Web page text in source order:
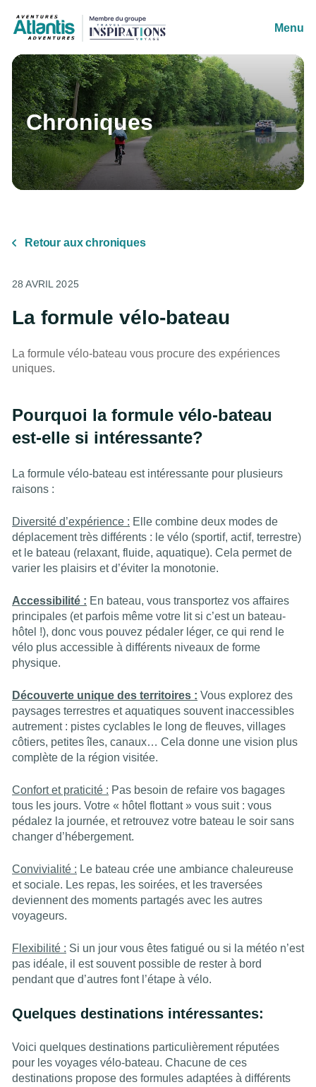
Menu
Chroniques
Retour aux chroniques
28 AVRIL 2025
La formule vélo-bateau
La formule vélo-bateau vous procure des expériences
uniques.
Pourquoi la formule vélo-bateau
est-elle si intéressante?
La formule vélo-bateau est intéressante pour plusieurs
raisons :
Diversité d’expérience : Elle combine deux modes de
déplacement très différents : le vélo (sportif, actif, terrestre)
et le bateau (relaxant, fluide, aquatique). Cela permet de
varier les plaisirs et d’éviter la monotonie.
Accessibilité : En bateau, vous transportez vos affaires
principales (et parfois même votre lit si c’est un bateau-
hôtel !), donc vous pouvez pédaler léger, ce qui rend le
vélo plus accessible à différents niveaux de forme
physique.
Découverte unique des territoires : Vous explorez des
paysages terrestres et aquatiques souvent inaccessibles
autrement : pistes cyclables le long de fleuves, villages
côtiers, petites îles, canaux… Cela donne une vision plus
complète de la région visitée.
Confort et praticité : Pas besoin de refaire vos bagages
tous les jours. Votre « hôtel flottant » vous suit : vous
pédalez la journée, et retrouvez votre bateau le soir sans
changer d’hébergement.
Convivialité : Le bateau crée une ambiance chaleureuse
et sociale. Les repas, les soirées, et les traversées
deviennent des moments partagés avec les autres
voyageurs.
Flexibilité : Si un jour vous êtes fatigué ou si la météo n’est
pas idéale, il est souvent possible de rester à bord
pendant que d’autres font l’étape à vélo.
Quelques destinations intéressantes:
Voici quelques destinations particulièrement réputées
pour les voyages vélo-bateau. Chacune de ces
destinations propose des formules adaptées à différents